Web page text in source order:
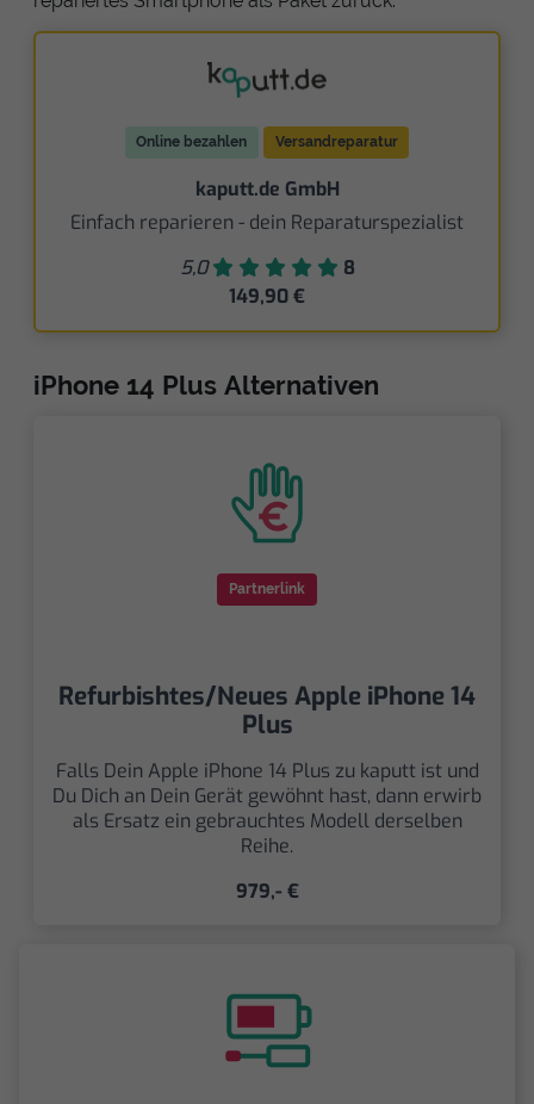
Online bezahlen Versandreparatur
kaputt.de GmbH
Einfach reparieren - dein Reparaturspezialist
5,0
8
149,90 €
iPhone 14 Plus Alternativen
Partnerlink
Refurbishtes/Neues Apple iPhone 14
Plus
Falls Dein Apple iPhone 14 Plus zu kaputt ist und
Du Dich an Dein Gerät gewöhnt hast, dann erwirb
als Ersatz ein gebrauchtes Modell derselben
Reihe.
979,- €